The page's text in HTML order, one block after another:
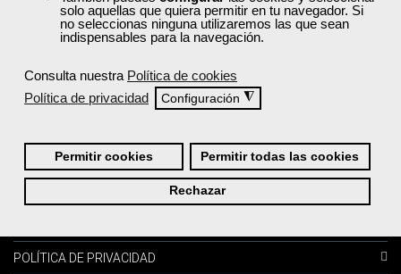
solo aquellas que quiera permitir en tu navegador. Si
no seleccionas ninguna utilizaremos las que sean
indispensables para la navegación.
Consulta nuestra Política de cookies
Política de privacidad
Configuración ◮
Permitir cookies Permitir todas las cookies
Rechazar
COMPROMISO FEMXA: RIESGO CERO
PREGUNTAS FRECUENTES
Información:
POLÍTICA DE PRIVACIDAD